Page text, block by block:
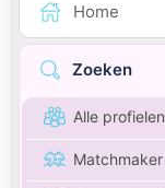
Home
Zoeken
Alle profielen
Matchmaker